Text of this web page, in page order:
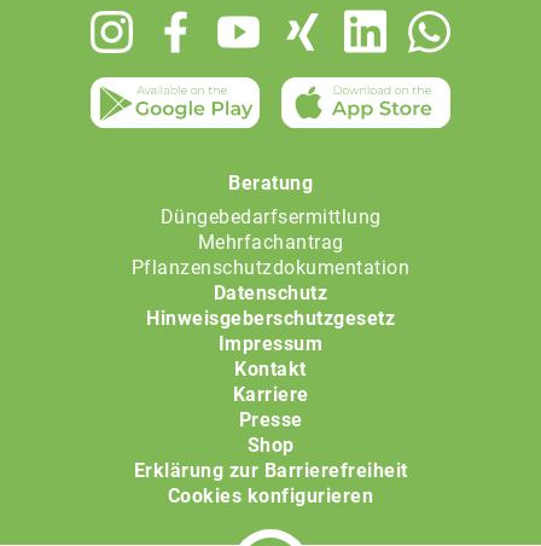
Beratung
Düngebedarfsermittlung
Mehrfachantrag
Pflanzenschutzdokumentation
Datenschutz
Hinweisgeberschutzgesetz
Impressum
Kontakt
Karriere
Presse
Shop
Erklärung zur Barrierefreiheit
Cookies konfigurieren